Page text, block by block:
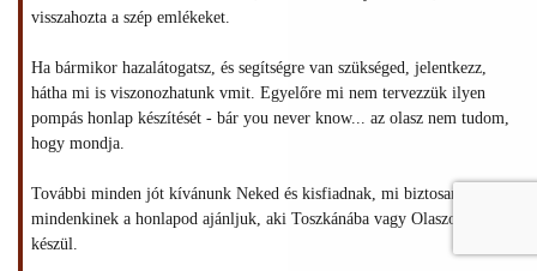
visszahozta a szép emlékeket.
Ha bármikor hazalátogatsz, és segítségre van szükséged, jelentkezz,
hátha mi is viszonozhatunk vmit. Egyelőre mi nem tervezzük ilyen
pompás honlap készítését - bár you never know... az olasz nem tudom,
hogy mondja.
További minden jót kívánunk Neked és kisfiadnak, mi biztosan
mindenkinek a honlapod ajánljuk, aki Toszkánába vagy Olaszországba
készül.